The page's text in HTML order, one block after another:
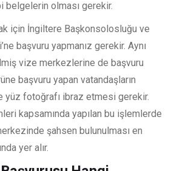
belgelerin olması gerekir.
için İngiltere Başkonsolosluğu ve
başvuru yapmanız gerekir. Aynı
vize merkezlerine de başvuru
başvuru yapan vatandaşların
yüz fotoğrafı ibraz etmesi gerekir.
kapsamında yapılan bu işlemlerde
şahsen bulunulması en
yer alır.